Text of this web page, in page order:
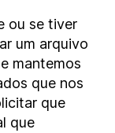
ou se tiver
um arquivo
mantemos
que nos
que
que